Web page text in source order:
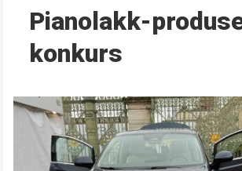
Pianolakk-
konkurs